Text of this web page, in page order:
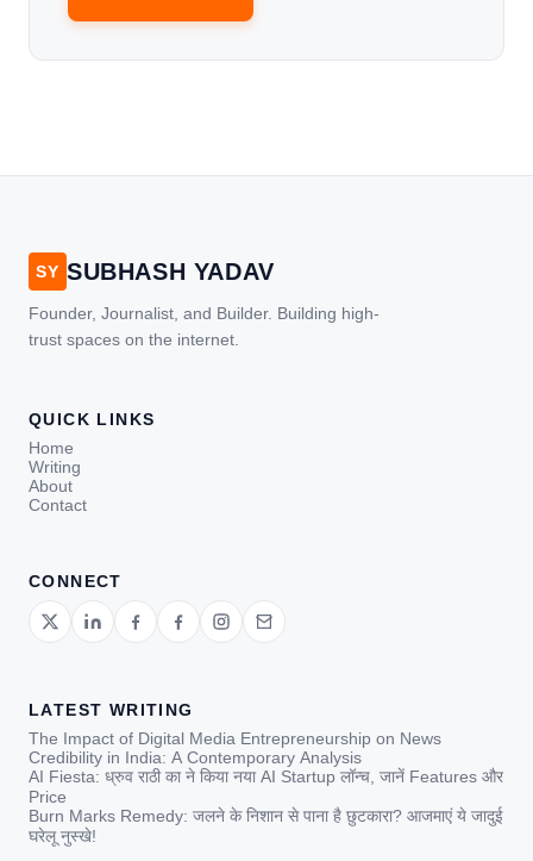
SY SUBHASH YADAV
Founder, Journalist, and Builder. Building high-
trust spaces on the internet.
QUICK LINKS
Home
Writing
About
Contact
CONNECT
LATEST WRITING
The Impact of Digital Media Entrepreneurship on News
Credibility in India: A Contemporary Analysis
AI Fiesta: ध्रुव राठी का ने किया नया AI Startup लॉन्च, जानें Features और
Price
Burn Marks Remedy: जलने के निशान से पाना है छुटकारा? आजमाएं ये जादुई
घरेलू नुस्खे!